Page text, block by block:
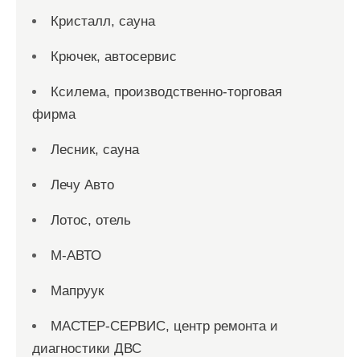
Кристалл, сауна
Крючек, автосервис
Ксилема, производственно-торговая
фирма
Лесник, сауна
Лечу Авто
Лотос, отель
М-АВТО
Мапруук
МАСТЕР-СЕРВИС, центр ремонта и
диагностики ДВС